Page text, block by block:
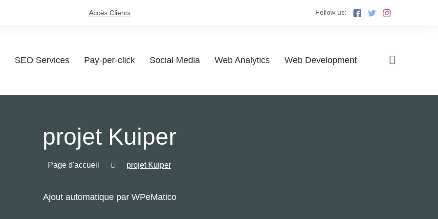
Accès Clients Follow us:
SEO Services Pay-per-click Social Media Web Analytics Web Development
projet Kuiper
Page d'accueil projet Kuiper
Ajout automatique par WPeMatico